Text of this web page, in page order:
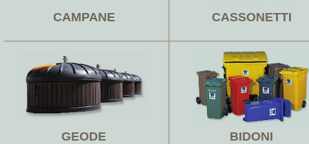
CAMPANE CASSONETTI
GEODE BIDONI